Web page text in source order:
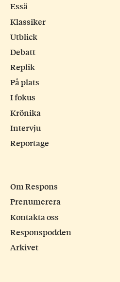
Essä
Klassiker
Utblick
Debatt
Replik
På plats
I fokus
Krönika
Intervju
Reportage
Om Respons
Prenumerera
Kontakta oss
Responspodden
Arkivet